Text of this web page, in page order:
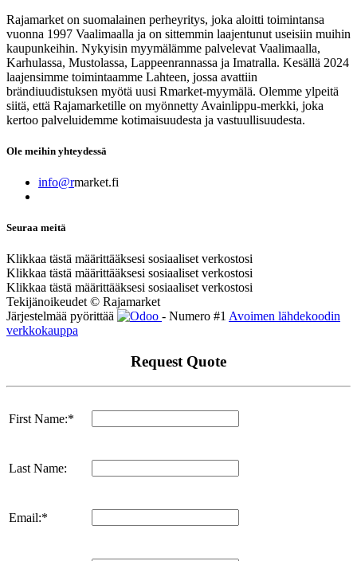
Rajamarket on suomalainen perheyritys, joka aloitti toimintansa
vuonna 1997 Vaalimaalla ja on sittemmin laajentunut useisiin muihin
kaupunkeihin. Nykyisin myymälämme palvelevat Vaalimaalla,
Karhulassa, Mustolassa, Lappeenrannassa ja Imatralla. Kesällä 2024
laajensimme toimintaamme Lahteen, jossa avattiin
brändiuudistuksen myötä uusi Rmarket-myymälä. Olemme ylpeitä
siitä, että Rajamarketille on myönnetty Avainlippu-merkki, joka
kertoo palveluidemme kotimaisuudesta ja vastuullisuudesta.
Ole meihin yhteydessä
info@rmarket.fi
Seuraa meitä
Klikkaa tästä määrittääksesi sosiaaliset verkostosi
Klikkaa tästä määrittääksesi sosiaaliset verkostosi
Klikkaa tästä määrittääksesi sosiaaliset verkostosi
Tekijänoikeudet © Rajamarket
Järjestelmää pyörittää
- Numero #1 Avoimen lähdekoodin
verkkokauppa
Request Quote
First Name:*
Last Name:
Email:*